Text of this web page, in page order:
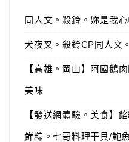
同人文。殺鈴。妳是我
犬夜叉。殺鈴CP同人文
【高雄。岡山】阿國鵝
美味
【發送網體驗。美食】
鮮粽。七哥料理干貝/鮑